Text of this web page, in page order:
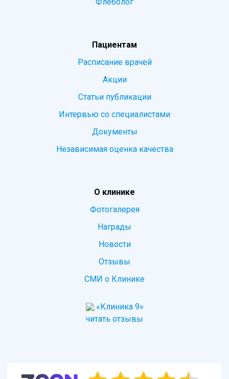
Пациентам
Расписание врачей
Акции
Статьи публикации
Интервью со специалистами
Документы
Независимая оценка качества
О клинике
Фотогалерея
Награды
Новости
Отзывы
СМИ о Клинике
«Клиника 9»
читать отзывы